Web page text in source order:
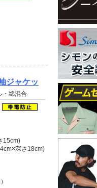
ジャケッ
・綿混合
15cm)
深さ18cm)